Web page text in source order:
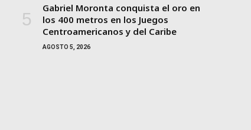
Gabriel Moronta conquista el oro en
los 400 metros en los Juegos
Centroamericanos y del Caribe
AGOSTO 5, 2026